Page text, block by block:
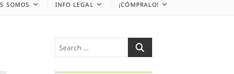
SOMOS INFO LEGAL ¡CÓMPRALO!
Search
…